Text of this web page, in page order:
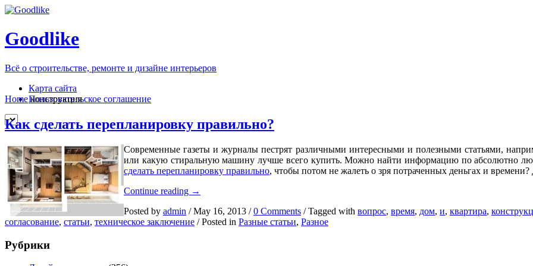
Goodlike
Всё о строительстве, ремонте и дизайне интерьеров
Карта сайта
Пользовательское соглашение
Home конструкция
Как сделать перепланировку правильно?
Современные газеты и журналы пестрят различными интересными и полезными статьями,
или какую стиральную машину лучше всего купить. Можно найти информацию по абсолютно
сделать перепланировку правильно, чтобы потом не жалеть о зря потраченных деньгах и времени?
Continue reading Как
перепланировку
правильно?
→
Posted by admin / May 16, 2013 / 0 Comments / Tagged with вопрос, время, дом, и, квартира,
согласование, статьи, техническое заключение / Posted in Разные статьи, Разное
Рубрики